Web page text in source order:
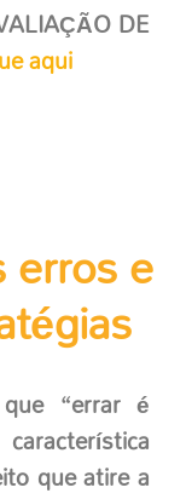
DE
aqui
e
“errar é
que atire a